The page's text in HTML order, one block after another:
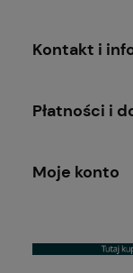
Kontakt i
Płatności i
Moje konto